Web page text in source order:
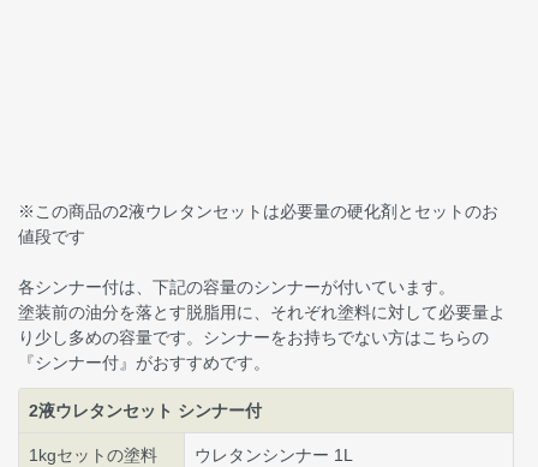
※この商品の2液ウレタンセットは必要量の硬化剤とセットのお
値段です
各シンナー付は、下記の容量のシンナーが付いています。
塗装前の油分を落とす脱脂用に、それぞれ塗料に対して必要量よ
り少し多めの容量です。シンナーをお持ちでない方はこちらの
『シンナー付』がおすすめです。
2液ウレタンセット シンナー付
1kgセットの塗料 ウレタンシンナー 1L